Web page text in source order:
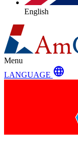
English
Menu
LANGUAGE language